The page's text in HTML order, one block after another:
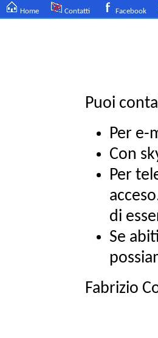
Home Contatti Facebook
Puoi
Per e-
Con
Per
di
Se
Fabrizio